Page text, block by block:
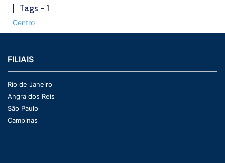
Tags - 1
Centro
FILIAIS
Rio de Janeiro
Angra dos Reis
São Paulo
Campinas